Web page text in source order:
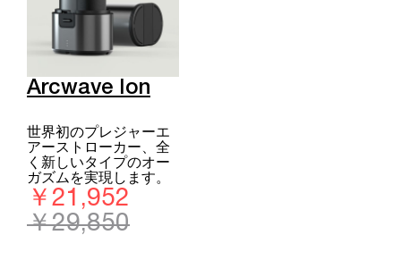
Arcwave Ion
世界初のプレジャーエ
アーストローカー、全
く新しいタイプのオー
ガズムを実現します。
￥21,952
￥29,850